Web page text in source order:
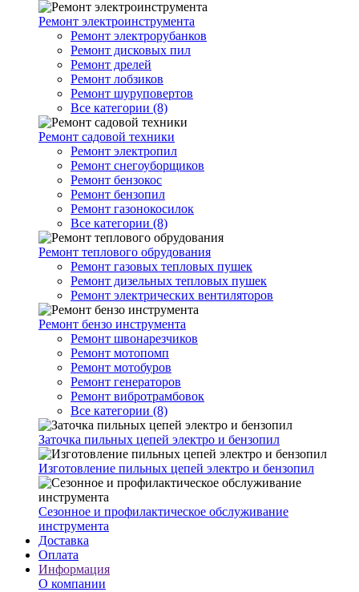
Ремонт электроинструмента
Ремонт электрорубанков
Ремонт дисковых пил
Ремонт дрелей
Ремонт лобзиков
Ремонт шуруповертов
Все категории (8)
Ремонт садовой техники
Ремонт электропил
Ремонт снегоуборщиков
Ремонт бензокос
Ремонт бензопил
Ремонт газонокосилок
Все категории (8)
Ремонт теплового обрудования
Ремонт газовых тепловых пушек
Ремонт дизельных тепловых пушек
Ремонт электрических вентиляторов
Ремонт бензо инструмента
Ремонт швонарезчиков
Ремонт мотопомп
Ремонт мотобуров
Ремонт генераторов
Ремонт вибротрамбовок
Все категории (8)
Заточка пильных цепей электро и бензопил
Изготовление пильных цепей электро и бензопил
Сезонное и профилактическое обслуживание
инструмента
Доставка
Оплата
Информация
О компании